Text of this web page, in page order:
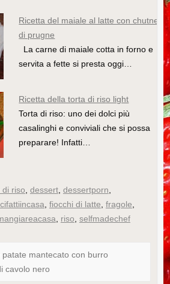
Ricetta del maiale al latte con chutney
di prugne
La carne di maiale cotta in forno e
servita a fette si presta oggi…
Ricetta della torta di riso light
Torta di riso: uno dei dolci più
casalinghi e conviviali che si possa
preparare! Infatti…
di riso, dessert, dessertporn,
, fiocchi di latte, fragole,
, riso, selfmadechef
mantecato con burro
cavolo nero